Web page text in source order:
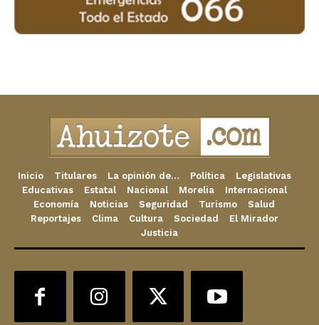
Inicio Titulares La opinión de… Política
Legislativas
Educativas
Estatal Nacional Morelia
Internacional
Economía
Noticias Seguridad Turismo
Salud
Reportajes
Clima Cultura Sociedad
El Mirador
Justicia